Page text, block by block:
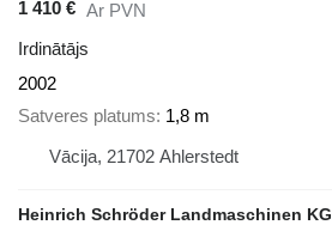
1 410 € Ar PVN
Irdinātājs
2002
Satveres platums 1,8 m
Vācija, 21702 Ahlerstedt
Heinrich Schröder Landmaschinen KG